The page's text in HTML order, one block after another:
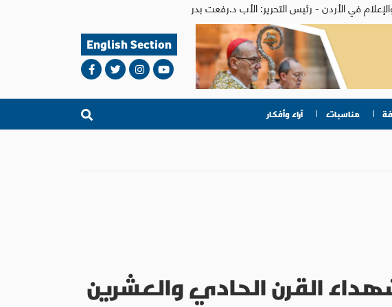
English Section
مناسبات آراء وأفكار
القرن الحادي والعشرين